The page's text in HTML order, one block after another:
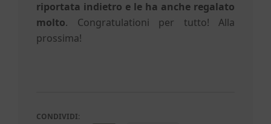
riportata indietro e le ha anche regalato
molto. Congratulationi per tutto! Alla
prossima!
CONDIVIDI: